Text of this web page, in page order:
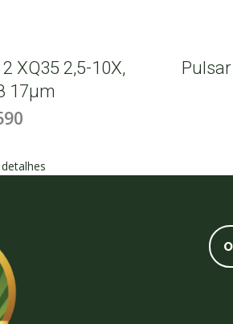
XQ35 2,5-10X,
17µm